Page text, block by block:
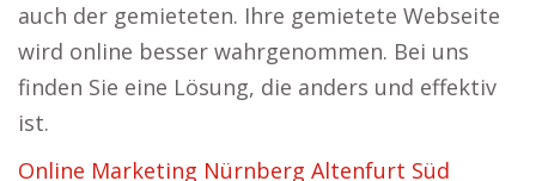
auch der gemieteten. Ihre gemietete Webseite
wird online besser wahrgenommen. Bei uns
finden Sie eine Lösung, die anders und effektiv
ist.
Online Marketing Nürnberg Altenfurt Süd